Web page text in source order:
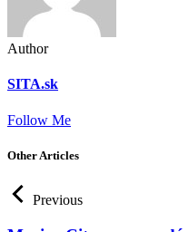
Author
SITA.sk
Follow Me
Other Articles
Previous